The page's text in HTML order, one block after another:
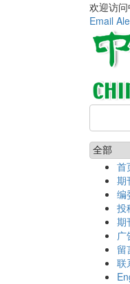
欢迎访
Email
首
期
编
投
期
广
留
联